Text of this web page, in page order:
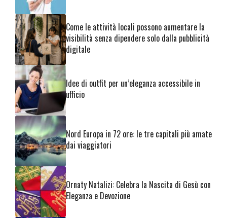
Come le attività locali possono aumentare la
visibilità senza dipendere solo dalla pubblicità
digitale
Idee di outfit per un’eleganza accessibile in
ufficio
Nord Europa in 72 ore: le tre capitali più amate
dai viaggiatori
Ornaty Natalizi: Celebra la Nascita di Gesù con
Eleganza e Devozione